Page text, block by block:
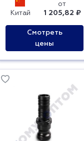
Китай
от
1 205,82 ₽
Смотреть
цены